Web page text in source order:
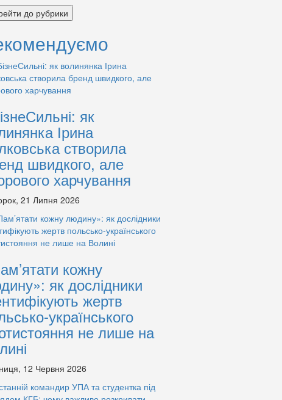
до рубрики
як
Ірина
створила
швидкого, але
харчування
21 Липня 2026
кожну
як дослідники
жертв
українського
не лише на
12 Червня 2026